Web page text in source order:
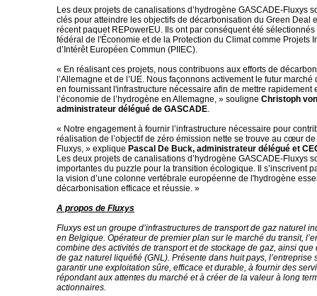
Les deux projets de canalisations d’hydrogène GASCADE-Fluxys
clés pour atteindre les objectifs de décarbonisation du Green Deal
récent paquet REPowerEU. Ils ont par conséquent été
fédéral de l'Économie et de la Protection du Climat comme Projets
d’Intérêt Européen Commun (PIIEC).
« En réalisant ces projets, nous contribuons aux efforts de
l’Allemagne et de l’UE. Nous façonnons activement le futur
en fournissant l'infrastructure nécessaire afin de mettre rapidement
l’économie de l’hydrogène en Allemagne, » souligne Christoph
administrateur délégué de GASCADE.
« Notre engagement à fournir l’infrastructure nécessaire pour
réalisation de l’objectif de zéro émission nette se trouve au cœur
Fluxys, » explique Pascal De Buck, administrateur délégué et
Les deux projets de canalisations d’hydrogène GASCADE-Fluxys
importantes du puzzle pour la transition écologique. Il s’inscrivent
la vision d’une colonne vertébrale européenne de l'hydrogène
décarbonisation efficace et réussie. »
A propos de Fluxys
Fluxys est un groupe d’infrastructures de transport de gaz naturel
en Belgique. Opérateur de premier plan sur le marché du transit,
combine des activités de transport et de stockage de gaz, ainsi
de gaz naturel liquéfié (GNL). Présente dans huit pays, l’entreprise
garantir une exploitation sûre, efficace et durable, à fournir des
répondant aux attentes du marché et à créer de la valeur à long
actionnaires.